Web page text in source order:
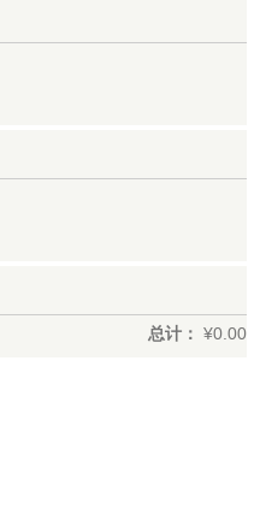
总计： ¥0.00